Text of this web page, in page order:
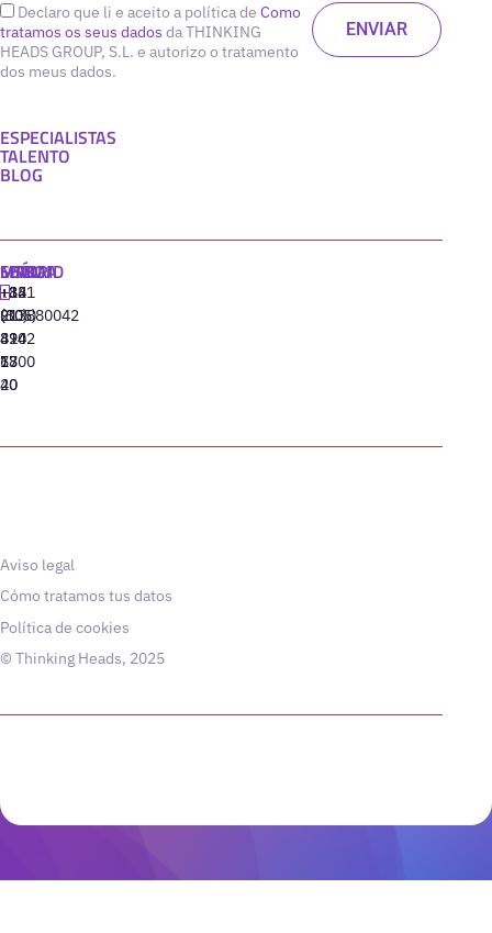
Declaro que li e aceito a política de Como
tratamos os seus dados da THINKING
HEADS GROUP, S.L. e autorizo o tratamento
dos meus dados.
ESPECIALISTAS
TALENTO
BLOG
MADRID
+34
91
310
77
40
MIAMI
+1
(305)
424
13
20
SEÚL
+82
(10)
8942
6800
LISBOA
‪+351
213880042
Aviso legal
Cómo tratamos tus datos
Política de cookies
© Thinking Heads, 2025